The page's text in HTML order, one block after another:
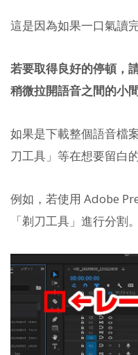
這是因為如果一口氣讀
若要取得良好的停頓，
稍微拉開語音之間的小間
如果是下載整個語音檔
刀工具」等在想要留白
例如，若使用 Adobe
「剃刀工具」進行分割。